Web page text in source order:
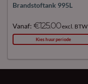
Brandstoftank 995L
Vanaf: €125.00excl. BTW
Kies huurperiode